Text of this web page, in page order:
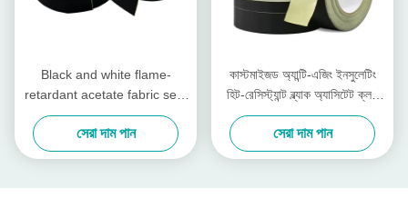
Black and white flame-
retardant acetate fabric self-
adhesive tape
সেরা দাম পান
কাস্টমাইজড অ্যান্টি-এজিং ইনসুলেটিং
হিট-রেসিস্ট্যান্ট ব্ল্যাক অ্যাসিটেট ক্লথ
টেপ
সেরা দাম পান